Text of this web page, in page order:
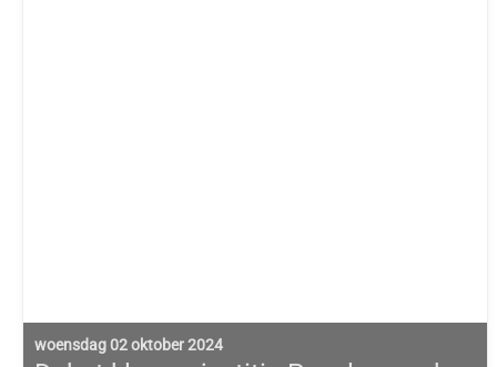
woensdag 02 oktober 2024